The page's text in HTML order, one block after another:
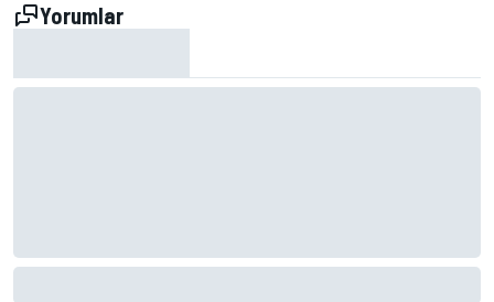
Yorumlar